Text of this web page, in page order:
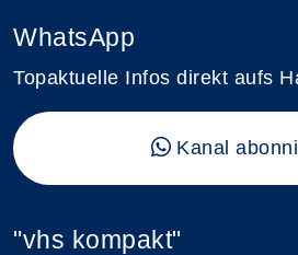
WhatsApp
Topaktuelle Infos direkt aufs
Kanal
"vhs kompakt"